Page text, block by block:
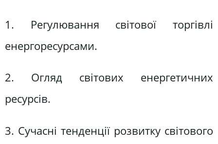
1. Регулювання світової торгівлі
енергоресурсами.
2. Огляд світових енергетичних
ресурсів.
3. Сучасні тенденції розвитку світового